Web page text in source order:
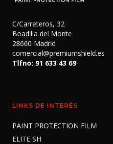
C/Carreteros, 32
Boadilla del Monte
28660 Madrid
comercial@premiumshield.es
Tlfno: 91 633 43 69
LINKS DE INTERÉS
PAINT PROTECTION FILM
ELITE SH